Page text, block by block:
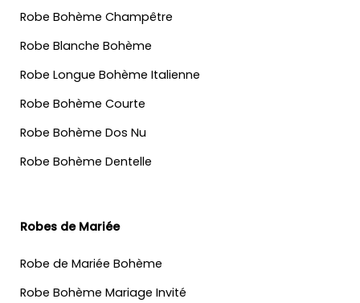
Robe Bohème Champêtre
Robe Blanche Bohème
Robe Longue Bohème Italienne
Robe Bohème Courte
Robe Bohème Dos Nu
Robe Bohème Dentelle
Robes de Mariée
Robe de Mariée Bohème
Robe Bohème Mariage Invité